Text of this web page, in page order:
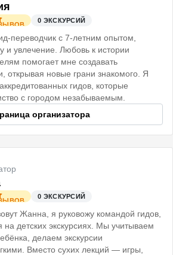
0 ЭКСКУРСИЙ
переводчик с 7-летним опытом,
и увлечение. Любовь к истории
помогает мне создавать
открывая новые грани знакомого. Я
гидов, которые
с городом незабываемым.
организатора
0 ЭКСКУРСИЙ
Жанна, я руковожу командой гидов,
детских экскурсиях. Мы учитываем
делаем экскурсии
Вместо сухих лекций — игры,